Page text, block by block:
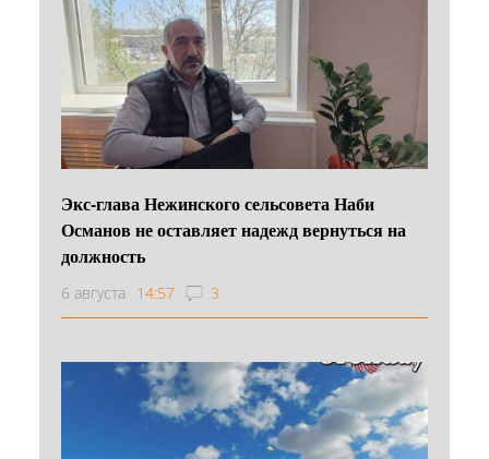
Экс-глава Нежинского сельсовета Наби
Османов не оставляет надежд вернуться на
должность
6 августа 14:57 3